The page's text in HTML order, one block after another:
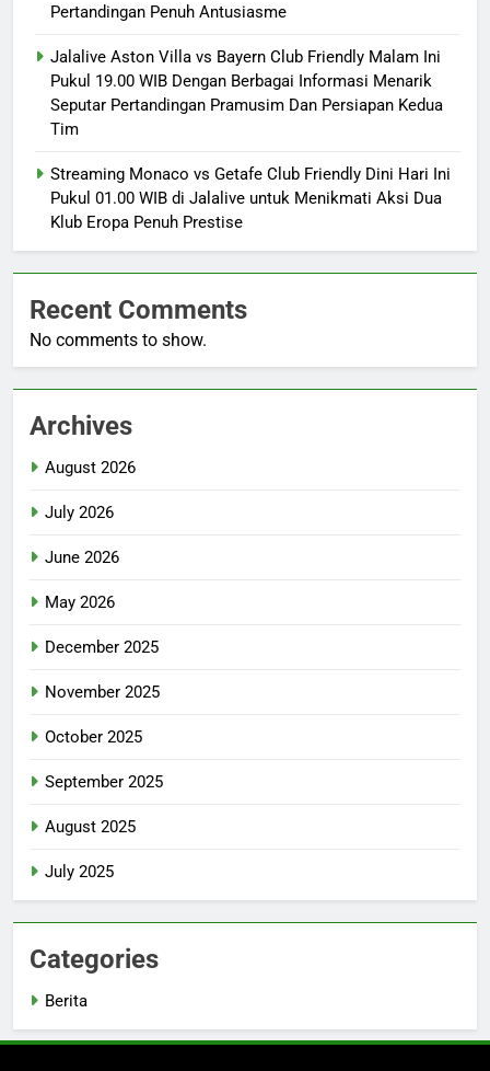
Pertandingan Penuh Antusiasme
Jalalive Aston Villa vs Bayern Club Friendly Malam Ini
Pukul 19.00 WIB Dengan Berbagai Informasi Menarik
Seputar Pertandingan Pramusim Dan Persiapan Kedua
Tim
Streaming Monaco vs Getafe Club Friendly Dini Hari Ini
Pukul 01.00 WIB di Jalalive untuk Menikmati Aksi Dua
Klub Eropa Penuh Prestise
Recent Comments
No comments to show.
Archives
August 2026
July 2026
June 2026
May 2026
December 2025
November 2025
October 2025
September 2025
August 2025
July 2025
Categories
Berita